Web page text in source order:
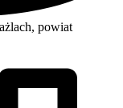
powiat